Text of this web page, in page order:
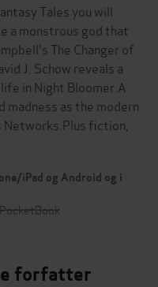
Tales you will
a monstrous god that
The Changer of
J. Schow reveals a
in Night Bloomer.A
madness as the modern
fiction,
iPad og Android og i
forfatter